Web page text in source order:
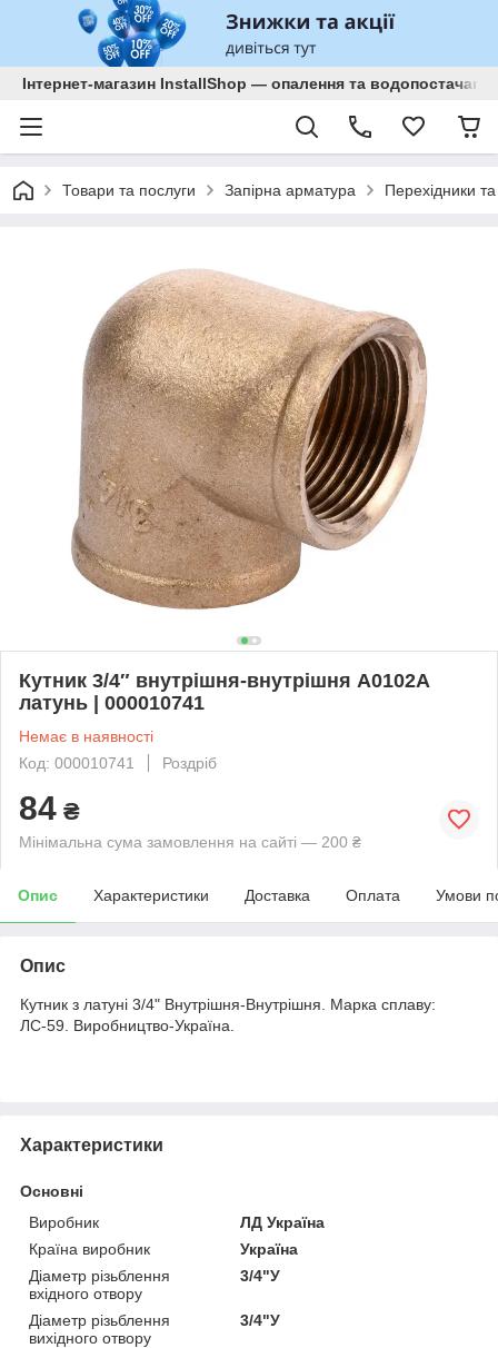
Інтернет-магазин InstallShop — опалення та водопостачання
Товари та послуги Запірна арматура Перехідники
Кутник 3/4″ внутрішня-внутрішня А0102А
латунь | 000010741
Немає в наявності
Код: 000010741
Роздріб
84 ₴
Мінімальна сума замовлення на сайті — 200 ₴
Опис Характеристики Доставка Оплата Умови
Опис
Кутник з латуні 3/4" Внутрішня-Внутрішня. Марка сплаву:
ЛС-59. Виробництво-Україна.
Характеристики
Основні
Виробник
ЛД Україна
Країна виробник
Україна
Діаметр різьблення
вхідного отвору
3/4"У
Діаметр різьблення
вихідного отвору
3/4"У